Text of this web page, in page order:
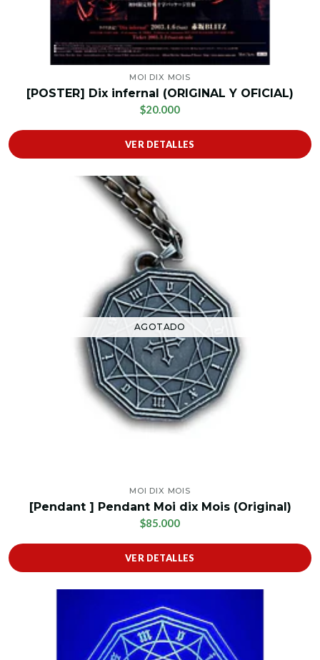
MOI DIX MOIS
[POSTER] Dix infernal (ORIGINAL Y OFICIAL)
$20.000
VER DETALLES
AGOTADO
MOI DIX MOIS
[Pendant ] Pendant Moi dix Mois (Original)
$85.000
VER DETALLES